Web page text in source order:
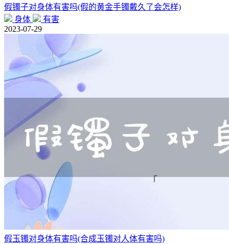
假镯子对身体有害吗(假的黄金手镯戴久了会怎样)
身体
有害
2023-07-29
假玉镯对身体有害吗(合成玉镯对人体有害吗)